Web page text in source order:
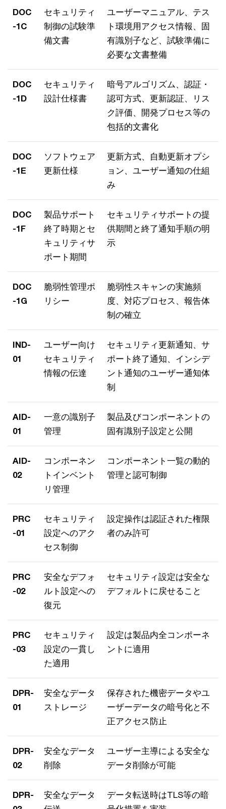
DOC
-1C
セキュリティ
制御の試験準
備文書
ユーザーマニュアル、テス
ト環境用アクセス情報、固
有識別子など、試験準備に
必要な文書整備
DOC
-1D
セキュリティ
設計仕様書
暗号アルゴリズム、認証・
認可方式、更新認証、リス
ク評価、開発プロセス等の
包括的文書化
DOC
-1E
ソフトウェア
更新仕様
更新方式、自動更新オプシ
ョン、ユーザー通知の仕組
み
DOC
-1F
製品サポート
終了時期とセ
キュリティサ
ポート期間
セキュリティサポートの提
供期間と終了通知手順の明
示
DOC
-1G
脆弱性管理ポ
リシー
脆弱性スキャンの実施頻
度、対応プロセス、報告体
制の確立
IND-
01
ユーザー向け
セキュリティ
情報の伝達
セキュリティ更新通知、サ
ポート終了通知、インシデ
ント通知のユーザー通知体
制
AID-
01
一意の識別子
管理
製品及びコンポーネントの
固有識別子設定と公開
AID-
02
コンポーネン
トインベント
リ管理
コンポーネント一覧の動的
管理と認可制御
PRC
-01
セキュリティ
設定へのアク
セス制御
設定操作は認証された権限
者のみ許可
PRC
-02
安全なデフォ
ルト設定への
復元
セキュリティ設定は安全な
デフォルトに戻せること
PRC
-03
セキュリティ
設定の一貫し
た適用
設定は製品内全コンポーネ
ントに適用
DPR-
01
安全なデータ
ストレージ
保存された機密データやユ
ーザーデータの暗号化と不
正アクセス防止
DPR-
02
安全なデータ
削除
ユーザー主導による安全な
データ削除が可能
DPR-
安全なデータ
データ転送時はTLS等の暗